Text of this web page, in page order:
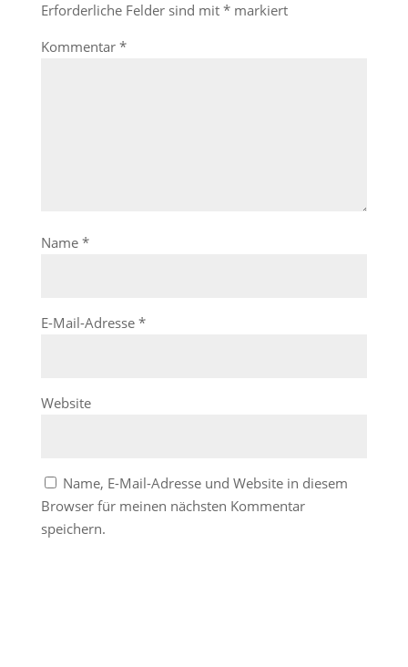
Erforderliche Felder sind mit *markiert
Kommentar *
Name *
E-Mail-Adresse *
Website
Name, E-Mail-Adresse und Website in diesem
Browser für meinen nächsten Kommentar
speichern.